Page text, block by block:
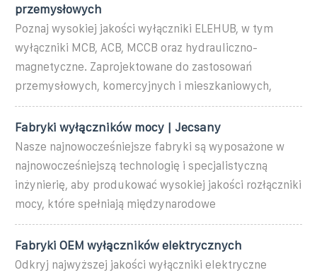
przemysłowych
Poznaj wysokiej jakości wyłączniki ELEHUB, w tym
wyłączniki MCB, ACB, MCCB oraz hydrauliczno-
magnetyczne. Zaprojektowane do zastosowań
przemysłowych, komercyjnych i mieszkaniowych,
Fabryki wyłączników mocy | Jecsany
Nasze najnowocześniejsze fabryki są wyposażone w
najnowocześniejszą technologię i specjalistyczną
inżynierię, aby produkować wysokiej jakości rozłączniki
mocy, które spełniają międzynarodowe
Fabryki OEM wyłączników elektrycznych
Odkryj najwyższej jakości wyłączniki elektryczne